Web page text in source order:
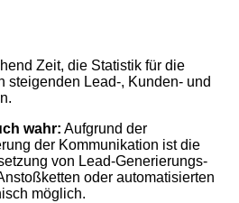
Zeit, die Statistik für die
steigenden Lead-, Kunden- und
wahr: Aufgrund der
der Kommunikation ist die
von Lead-Generierungs-
oder automatisierten
möglich.